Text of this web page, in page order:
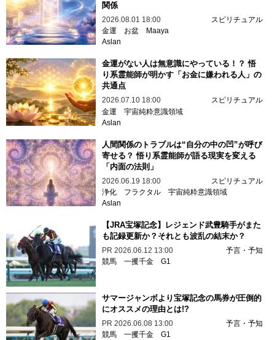
関係
2026.08.01 18:00
スピリチュアル
金運
お盆
Maaya
Aslan
金運がない人は無意識にやっている！？ 悟
り系霊能師が明かす「お金に嫌われる人」の
共通点
2026.07.10 18:00
スピリチュアル
金運 宇宙純粋意識領域
Aslan
人間関係のトラブルは“自分の中の凹”が呼び
寄せる？ 悟り系霊能師が語る現実を変える
「内面の法則」
2026.06.19 18:00
スピリチュアル
浄化
フラクタル 宇宙純粋意識領域
Aslan
【JRA宝塚記念】レジェンド武豊騎手がまた
も記録更新か？それとも波乱の結末か？
PR 2026.06.12 13:00
予言・予知
競馬 一攫千金 G1
サマージャンボより宝塚記念の馬券が圧倒的
にオススメの理由とは!?
PR 2026.06.08 13:00
予言・予知
競馬 一攫千金 G1